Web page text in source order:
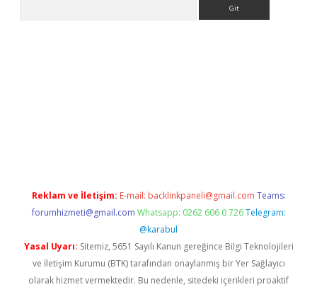
Reklam ve İletişim: E-mail: backlinkpaneli@gmail.com Teams:
forumhizmeti@gmail.com Whatsapp: 0262 606 0 726 Telegram:
@karabul
Yasal Uyarı: Sitemiz, 5651 Sayılı Kanun gereğince Bilgi Teknolojileri
ve İletişim Kurumu (BTK) tarafından onaylanmış bir Yer Sağlayıcı
olarak hizmet vermektedir. Bu nedenle, sitedeki içerikleri proaktif